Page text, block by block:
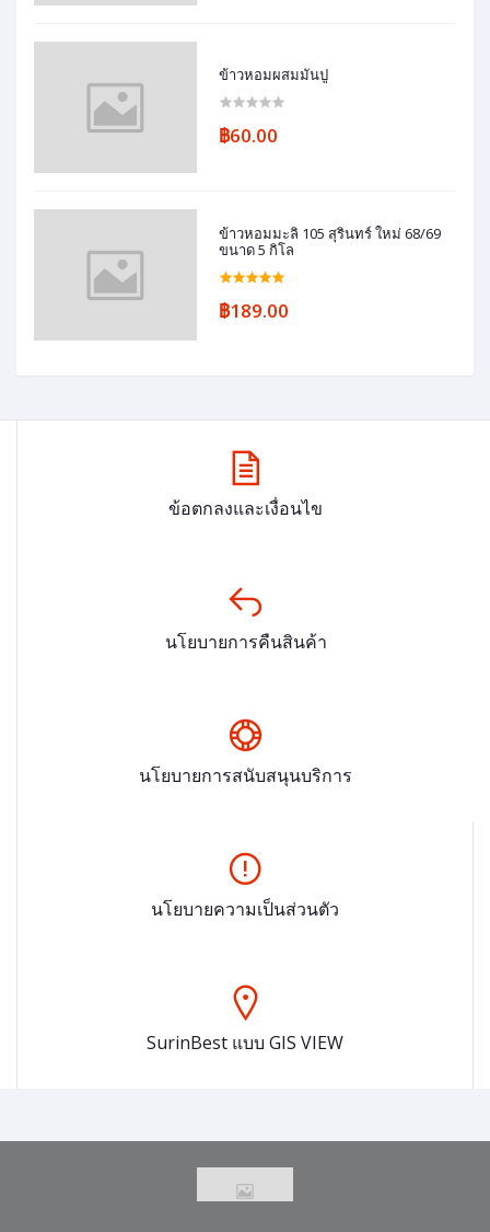
ข้าวหอมผสมมันปู
฿60.00
ข้าวหอมมะลิ 105 สุรินทร์ ใหม่ 68/69
ขนาด 5 กิโล
฿189.00
ข้อตกลงและเงื่อนไข
นโยบายการคืนสินค้า
นโยบายการสนับสนุนบริการ
นโยบายความเป็นส่วนตัว
SurinBest แบบ GIS VIEW